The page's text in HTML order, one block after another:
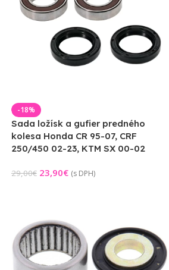
-18%
Sada ložísk a gufier predného
kolesa Honda CR 95-07, CRF
250/450 02-23, KTM SX 00-02
29,00€ 23,90€ (s DPH)